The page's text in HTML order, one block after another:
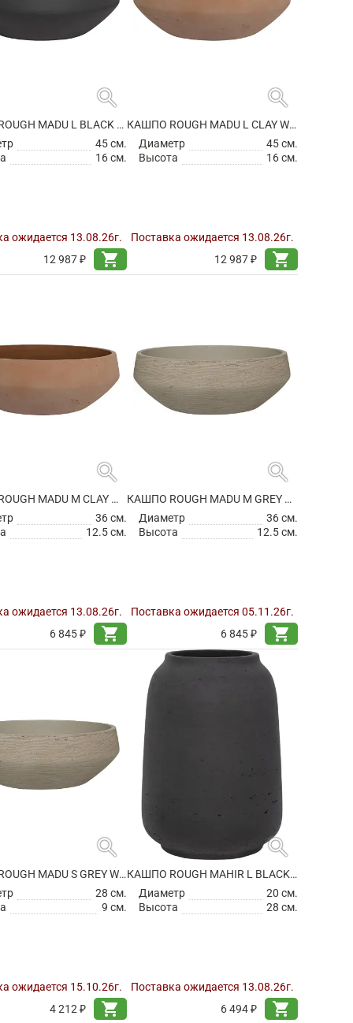
search
КАШПО ROUGH MADU L BLACK WASHED
45 см.
16 см.
ожидается 13.08.26г.
12 987 ₽
shopping_cart
search
КАШПО ROUGH MADU L CLAY WASHED
Диаметр
45 см.
Высота
16 см.
Поставка ожидается 13.08.26г.
12 987 ₽
shopping_cart
search
КАШПО ROUGH MADU M CLAY WASHED
36 см.
12.5 см.
ожидается 13.08.26г.
6 845 ₽
shopping_cart
search
КАШПО ROUGH MADU M GREY WASHED
Диаметр
36 см.
Высота
12.5 см.
Поставка ожидается 05.11.26г.
6 845 ₽
shopping_cart
search
КАШПО ROUGH MADU S GREY WASHED
28 см.
9 см.
ожидается 15.10.26г.
4 212 ₽
shopping_cart
search
КАШПО ROUGH MAHIR L BLACK WASHED
Диаметр
20 см.
Высота
28 см.
Поставка ожидается 13.08.26г.
6 494 ₽
shopping_cart